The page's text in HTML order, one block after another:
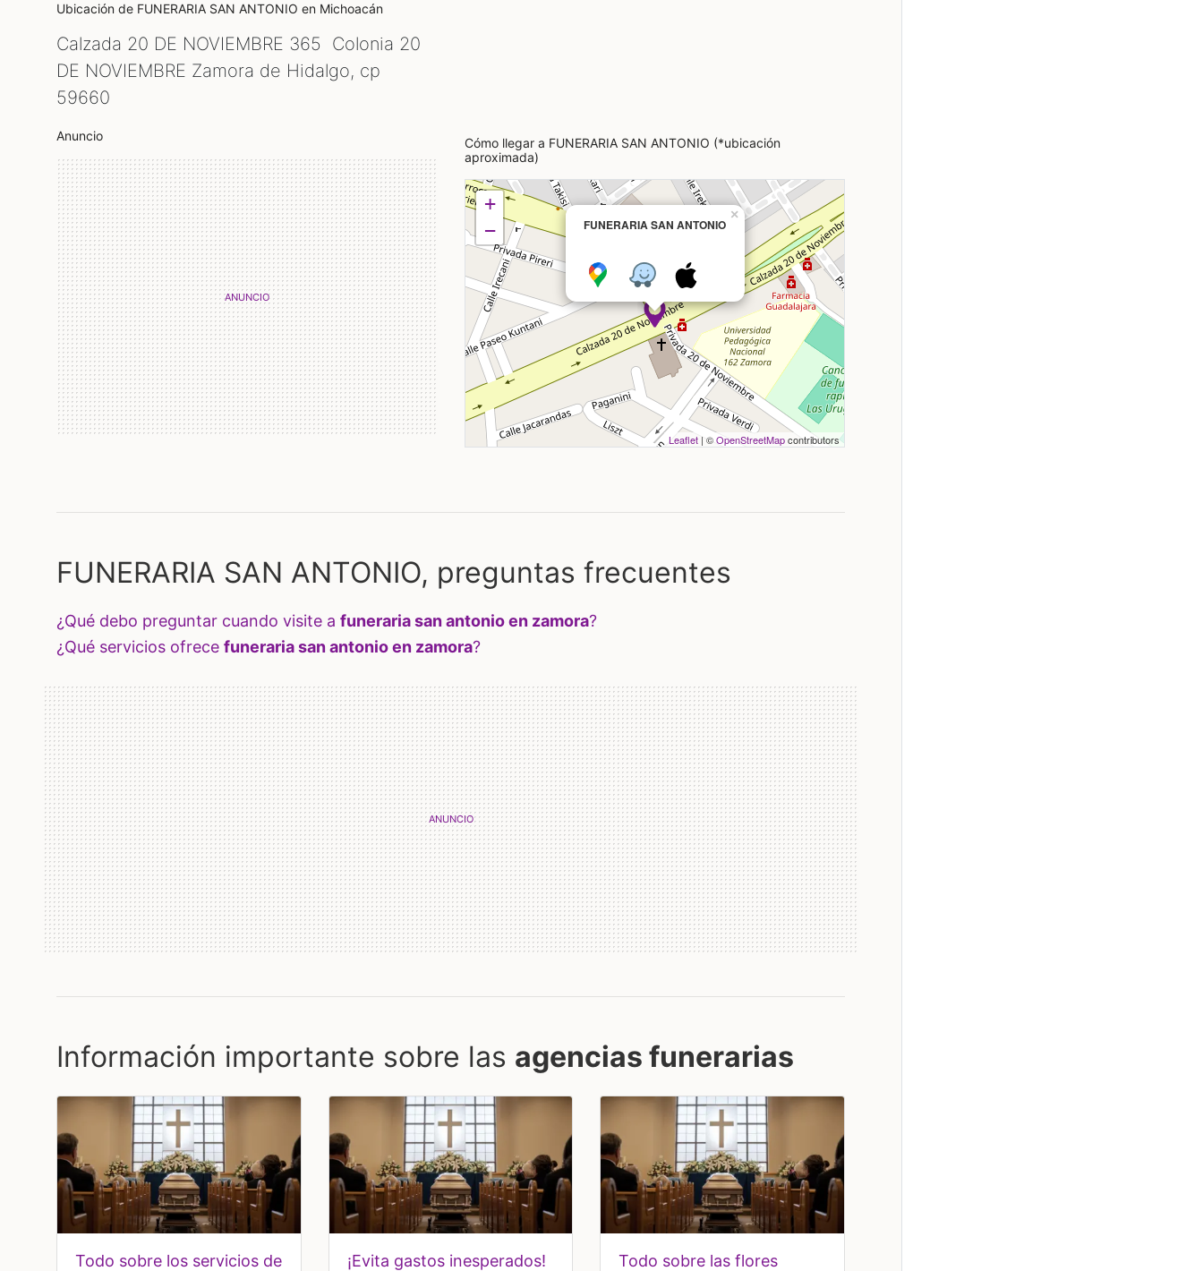
Ubicación de FUNERARIA SAN ANTONIO en Michoacán
Calzada 20 DE NOVIEMBRE 365 Colonia 20
DE NOVIEMBRE Zamora de Hidalgo, cp
59660
Anuncio
Cómo llegar a FUNERARIA SAN ANTONIO (*ubicación
aproximada)
FUNERARIA SAN ANTONIO
×
+
−
Leaflet | ©OpenStreetMapcontributors
FUNERARIA SAN ANTONIO, preguntas frecuentes
¿qué debo preguntar cuando visite a funeraria san antonio en zamora?
¿qué servicios ofrece funeraria san antonio en zamora?
Información importante sobre las agencias funerarias
todo sobre los servicios de
¡evita gastos inesperados!
todo sobre las flores